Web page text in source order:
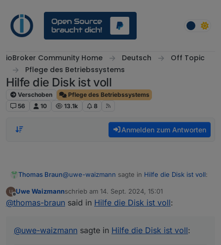
ioBroker Community Home Deutsch
Off Topic
Pflege des Betriebssystems
Hilfe die Disk ist voll
Verschoben
Pflege des Betriebssystems
56
10 13.1k 8
Anmelden zum Antworten
Thomas Braun@uwe-waizmann sagte in Hilfe die Disk ist voll:
Also Backup von gestern oder früher?
Von 'vor dem Einschlag im Dateisystem'.
Offline
Uwe Waizmannschrieb am 14. Sept. 2024, 15:01
zuletzt editiert von
@thomas-braun said in Hilfe die Disk ist voll:
@uwe-waizmann sagte in Hilfe die Disk ist voll: